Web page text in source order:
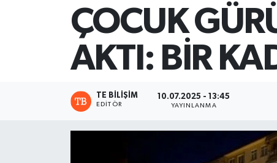
ÇOCUK
AKTI: BİR
TE BILIŞIM
EDITÖR
10.07.2025 - 13:45
YAYINLANMA
Süper Lig Puan Durumu ve Fikstür
Tüm Manşetler